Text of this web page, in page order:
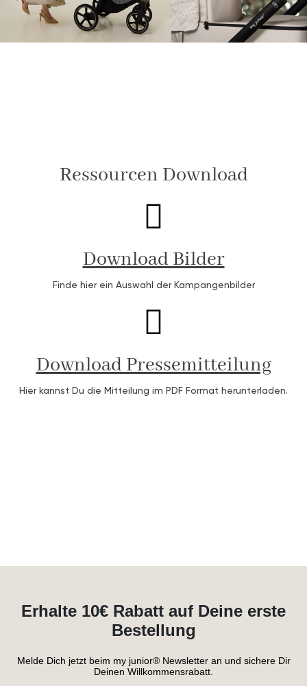
Ressourcen Download
Download Bilder
Finde hier ein Auswahl der Kampangenbilder
Download Pressemitteilung
Hier kannst Du die Mitteilung im PDF Format herunterladen.
Erhalte 10€ Rabatt auf Deine erste
Bestellung
Melde Dich jetzt beim my junior® Newsletter an und sichere Dir
Deinen Willkommensrabatt.